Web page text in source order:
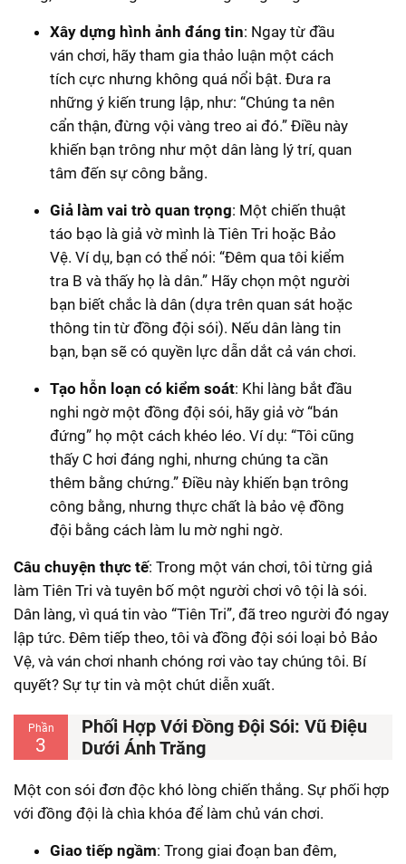
Xây dựng hình ảnh đáng tin: Ngay từ đầu
ván chơi, hãy tham gia thảo luận một cách
tích cực nhưng không quá nổi bật. Đưa ra
những ý kiến trung lập, như: “Chúng ta nên
cẩn thận, đừng vội vàng treo ai đó.” Điều này
khiến bạn trông như một dân làng lý trí, quan
tâm đến sự công bằng.
Giả làm vai trò quan trọng: Một chiến thuật
táo bạo là giả vờ mình là Tiên Tri hoặc Bảo
Vệ. Ví dụ, bạn có thể nói: “Đêm qua tôi kiểm
tra B và thấy họ là dân.” Hãy chọn một người
bạn biết chắc là dân (dựa trên quan sát hoặc
thông tin từ đồng đội sói). Nếu dân làng tin
bạn, bạn sẽ có quyền lực dẫn dắt cả ván chơi.
Tạo hỗn loạn có kiểm soát: Khi làng bắt đầu
nghi ngờ một đồng đội sói, hãy giả vờ “bán
đứng” họ một cách khéo léo. Ví dụ: “Tôi cũng
thấy C hơi đáng nghi, nhưng chúng ta cần
thêm bằng chứng.” Điều này khiến bạn trông
công bằng, nhưng thực chất là bảo vệ đồng
đội bằng cách làm lu mờ nghi ngờ.
Câu chuyện thực tế: Trong một ván chơi, tôi từng giả
làm Tiên Tri và tuyên bố một người chơi vô tội là sói.
Dân làng, vì quá tin vào “Tiên Tri”, đã treo người đó ngay
lập tức. Đêm tiếp theo, tôi và đồng đội sói loại bỏ Bảo
Vệ, và ván chơi nhanh chóng rơi vào tay chúng tôi. Bí
quyết? Sự tự tin và một chút diễn xuất.
Phần
3
Phối Hợp Với Đồng Đội Sói: Vũ Điệu
Dưới Ánh Trăng
Một con sói đơn độc khó lòng chiến thắng. Sự phối hợp
với đồng đội là chìa khóa để làm chủ ván chơi.
Giao tiếp ngầm: Trong giai đoạn ban đêm,